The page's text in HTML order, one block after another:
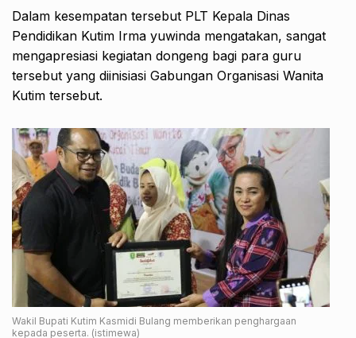
Dalam kesempatan tersebut PLT Kepala Dinas
Pendidikan Kutim Irma yuwinda mengatakan, sangat
mengapresiasi kegiatan dongeng bagi para guru
tersebut yang diinisiasi Gabungan Organisasi Wanita
Kutim tersebut.
Wakil Bupati Kutim Kasmidi Bulang memberikan penghargaan
kepada peserta. (istimewa)